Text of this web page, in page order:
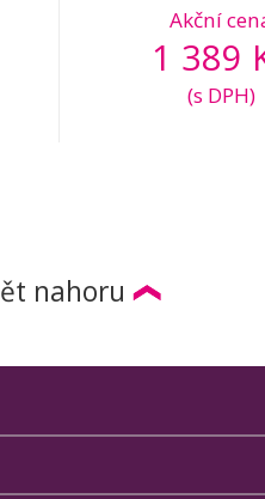
Akční
1 389
(s DPH)
nahoru